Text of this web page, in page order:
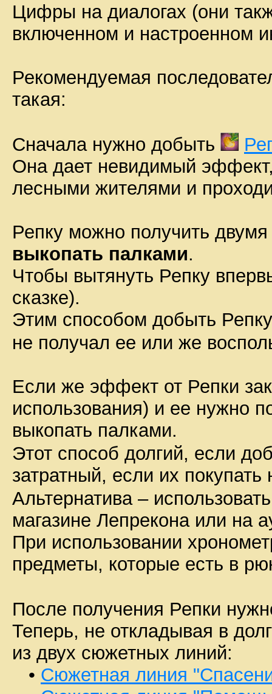
Цифры на диалогах (они
включенном и настроенном
Рекомендуемая
такая:
Сначала нужно добыть
Она дает невидимый эффект,
лесными жителями и
Репку можно получить
выкопать палками.
Чтобы вытянуть Репку
сказке).
Этим способом добыть
не получал ее или же
Если же эффект от Репки
использования) и ее нужно
выкопать палками.
Этот способ долгий, если
затратный, если их покупать
Альтернатива –
магазине Лепрекона или на
При использовании
предметы, которые есть в
После получения Репки
Теперь, не откладывая в
из двух сюжетных линий:
• Сюжетная линия